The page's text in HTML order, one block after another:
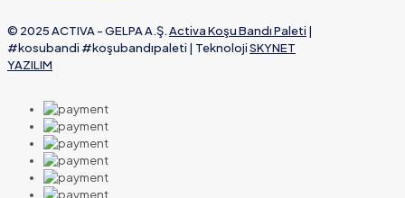
© 2025 ACTIVA - GELPA A.Ş.Activa Koşu Bandı Paleti |
#kosubandi #koşubandıpaleti | TeknolojiSKYNET
YAZILIM